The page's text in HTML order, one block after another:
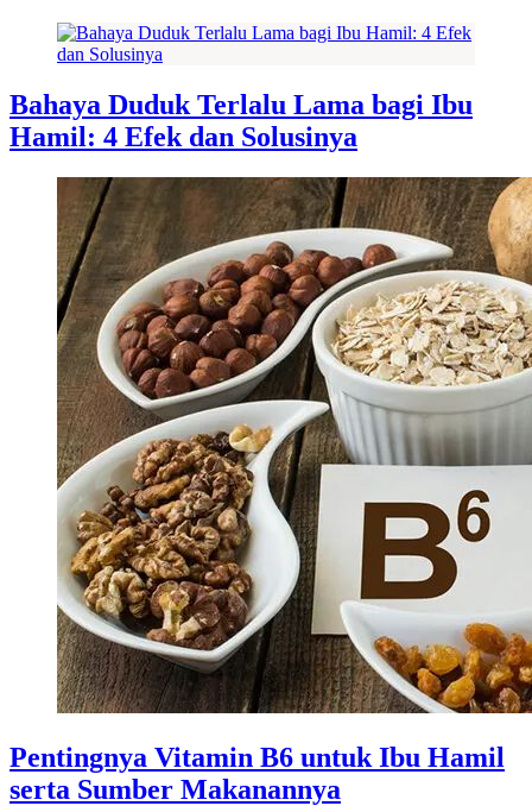
Bahaya Duduk Terlalu Lama bagi Ibu
Hamil: 4 Efek dan Solusinya
Pentingnya Vitamin B6 untuk Ibu Hamil
serta Sumber Makanannya